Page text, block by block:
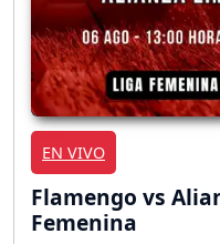
EN VIVO
Flamengo vs
Femenina